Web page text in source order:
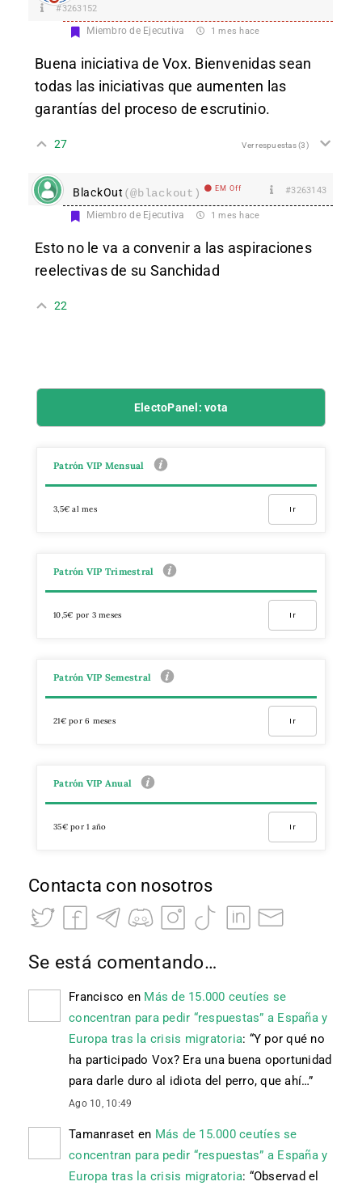
#3263152
Miembro de Ejecutiva 1 mes hace
Buena iniciativa de Vox. Bienvenidas sean
todas las iniciativas que aumenten las
garantías del proceso de escrutinio.
27 Ver respuestas(3)
BlackOut (@blackout) EM Off #3263143
Miembro de Ejecutiva 1 mes hace
Esto no le va a convenir a las aspiraciones
reelectivas de su Sanchidad
22
ElectoPanel: vota
Patrón VIP Mensual
3,5€ al mes Ir
Patrón VIP Trimestral
10,5€ por 3 meses Ir
Patrón VIP Semestral
21€ por 6 meses Ir
Patrón VIP Anual
35€ por 1 año Ir
Contacta con nosotros
Se está comentando…
Francisco en Más de 15.000 ceutíes se
concentran para pedir “respuestas” a España y
Europa tras la crisis migratoria: “Y por qué no
ha participado Vox? Era una buena oportunidad
para darle duro al idiota del perro, que ahí…”
Ago 10, 10:49
Tamanraset en Más de 15.000 ceutíes se
concentran para pedir “respuestas” a España y
Europa tras la crisis migratoria: “Observad el